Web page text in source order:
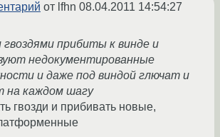
от lfhn 08.04.2011 14:54:27
гвоздями прибиты к винде и
недокументированные
и даже под виндой глючат и
на каждом шагу
гвозди и прибивать новые,